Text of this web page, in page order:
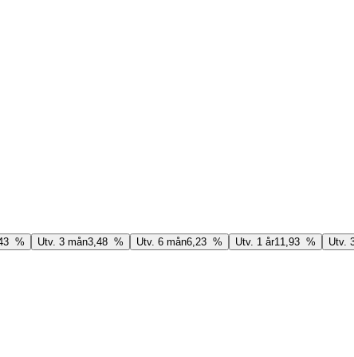
% Utv. 3 mån3,48 % Utv. 6 mån6,23 % Utv. 1 år11,93 % Utv.